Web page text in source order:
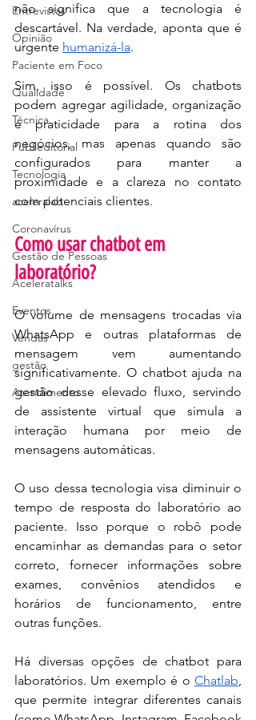
Entrevistas
Opinião
Paciente em Foco
Qualidade
Técnica
Publieditorial
Tecnologia
aceleralab
Coronavírus
Gestão de Pessoas
Aceleratalks
Eventos
Vendas
gestão
Atendimento
não significa que a tecnologia é
descartável. Na verdade, aponta que é
urgente humanizá-la.
Sim, isso é possível. Os chatbots
podem agregar agilidade, organização
e praticidade para a rotina dos
negócios, mas apenas quando são
configurados para manter a
proximidade e a clareza no contato
com potenciais clientes.
Como usar chatbot em
laboratório?
O volume de mensagens trocadas via
WhatsApp e outras plataformas de
mensagem vem aumentando
significativamente. O chatbot ajuda na
gestão desse elevado fluxo, servindo
de assistente virtual que simula a
interação humana por meio de
mensagens automáticas.
O uso dessa tecnologia visa diminuir o
tempo de resposta do laboratório ao
paciente. Isso porque o robô pode
encaminhar as demandas para o setor
correto, fornecer informações sobre
exames, convênios atendidos e
horários de funcionamento, entre
outras funções.
Há diversas opções de chatbot para
laboratórios. Um exemplo é o Chatlab,
que permite integrar diferentes canais